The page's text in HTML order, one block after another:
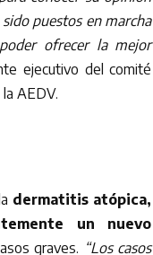
puestos en marcha
ofrecer la mejor
ejecutivo del comité
AEDV.
dermatitis atópica,
un nuevo
graves. “Los casos